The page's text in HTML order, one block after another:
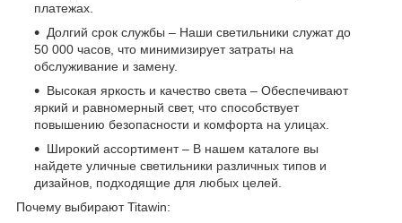
платежах.
Долгий срок службы – Наши светильники служат до
50 000 часов, что минимизирует затраты на
обслуживание и замену.
Высокая яркость и качество света – Обеспечивают
яркий и равномерный свет, что способствует
повышению безопасности и комфорта на улицах.
Широкий ассортимент – В нашем каталоге вы
найдете уличные светильники различных типов и
дизайнов, подходящие для любых целей.
Почему выбирают Titawin: